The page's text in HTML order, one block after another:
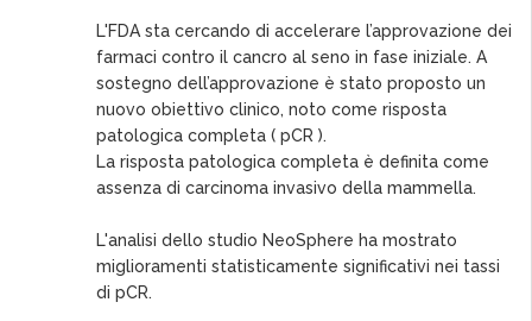
L'FDA sta cercando di accelerare l’approvazione dei
farmaci contro il cancro al seno in fase iniziale. A
sostegno dell’approvazione è stato proposto un
nuovo obiettivo clinico, noto come risposta
patologica completa ( pCR ).
La risposta patologica completa è definita come
assenza di carcinoma invasivo della mammella.
L'analisi dello studio NeoSphere ha mostrato
miglioramenti statisticamente significativi nei tassi
di pCR.